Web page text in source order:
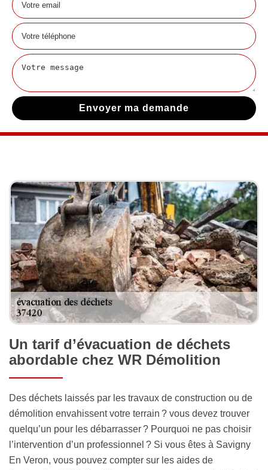
Un tarif d’évacuation de déchets
abordable chez WR Démolition
Des déchets laissés par les travaux de construction ou de
démolition envahissent votre terrain ? vous devez trouver
quelqu’un pour les débarrasser ? Pourquoi ne pas choisir
l’intervention d’un professionnel ? Si vous êtes à Savigny
En Veron, vous pouvez compter sur les aides de